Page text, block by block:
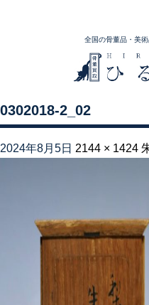
全国の骨董品・美
0302018-2_02
2024年8月5日 2144 × 1424